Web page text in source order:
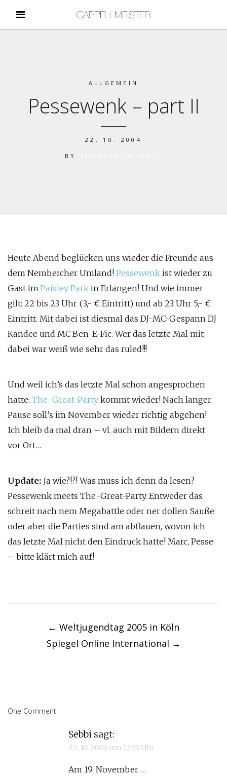
ALLGEMEIN
Pessewenk – part II
22. 10. 2004
BY
Heute Abend beglücken uns wieder die Freunde aus
dem Nembercher Umland! Pessewenk ist wieder zu
Gast im Paisley Park in Erlangen! Und wie immer
gilt: 22 bis 23 Uhr (3,- € Eintritt) und ab 23 Uhr 5,- €
Eintritt. Mit dabei ist diesmal das DJ-MC-Gespann DJ
Kandee und MC Ben-E-Fic. Wer das letzte Mal mit
dabei war weiß wie sehr das ruled!!!
Und weil ich’s das letzte Mal schon angesprochen
hatte: The-Great-Party kommt wieder! Nach langer
Pause soll’s im November wieder richtig abgehen!
Ich bleib da mal dran – vl. auch mit Bildern direkt
vor Ort…
Update: Ja wie?!?! Was muss ich denn da lesen?
Pessewenk meets The-Great-Party. Entweder das
schreit nach nem Megabattle oder ner dollen Sauße
oder aber die Parties sind am abflauen, wovon ich
das letzte Mal nicht den Eindruck hatte! Marc, Pesse
– bitte klärt mich auf!
navigation
← Weltjugendtag 2005 in Köln
Spiegel Online International →
One Comment
Sebbi sagt:
22. 10. 2004 um 12:35 Uhr
Am 19. November …